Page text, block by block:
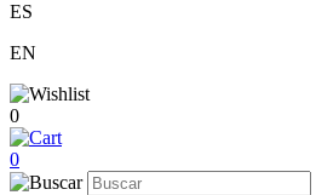
ES
EN
0
0